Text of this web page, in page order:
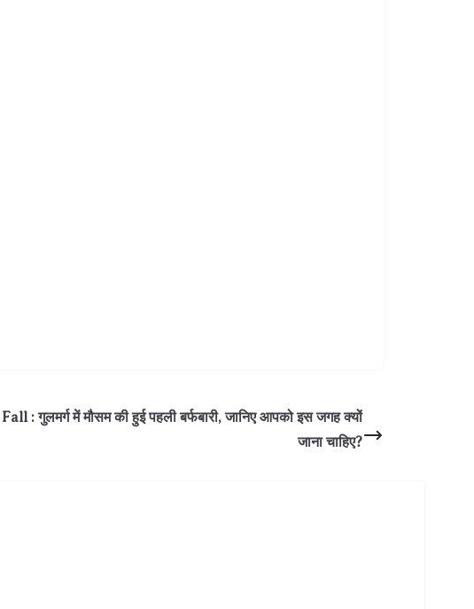
: गुलमर्ग में मौसम की हुई पहली बर्फबारी, जानिए आपको इस जगह क्यों
जाना चाहिए?